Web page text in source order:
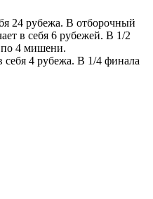
24 рубежа. В отборочный
в себя 6 рубежей. В 1/2
по 4 мишени.
4 рубежа. В 1/4 финала